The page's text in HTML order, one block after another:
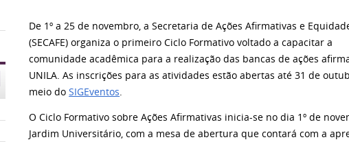
De 1º a 25 de novembro, a Secretaria de Ações Afirmativas e
(SECAFE) organiza o primeiro Ciclo Formativo voltado a capacitar a
comunidade acadêmica para a realização das bancas de ações
UNILA. As inscrições para as atividades estão abertas até 31 de
meio doSIGEventos.
O Ciclo Formativo sobre Ações Afirmativas inicia-se no dia 1º de
Jardim Universitário, com a mesa de abertura que contará com a